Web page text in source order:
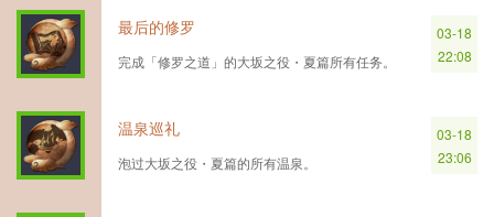
最后的修罗
完成「修罗之道」的大坂之役・夏篇所有任务。
03-18
22:08
温泉巡礼
泡过大坂之役・夏篇的所有温泉。
03-18
23:06